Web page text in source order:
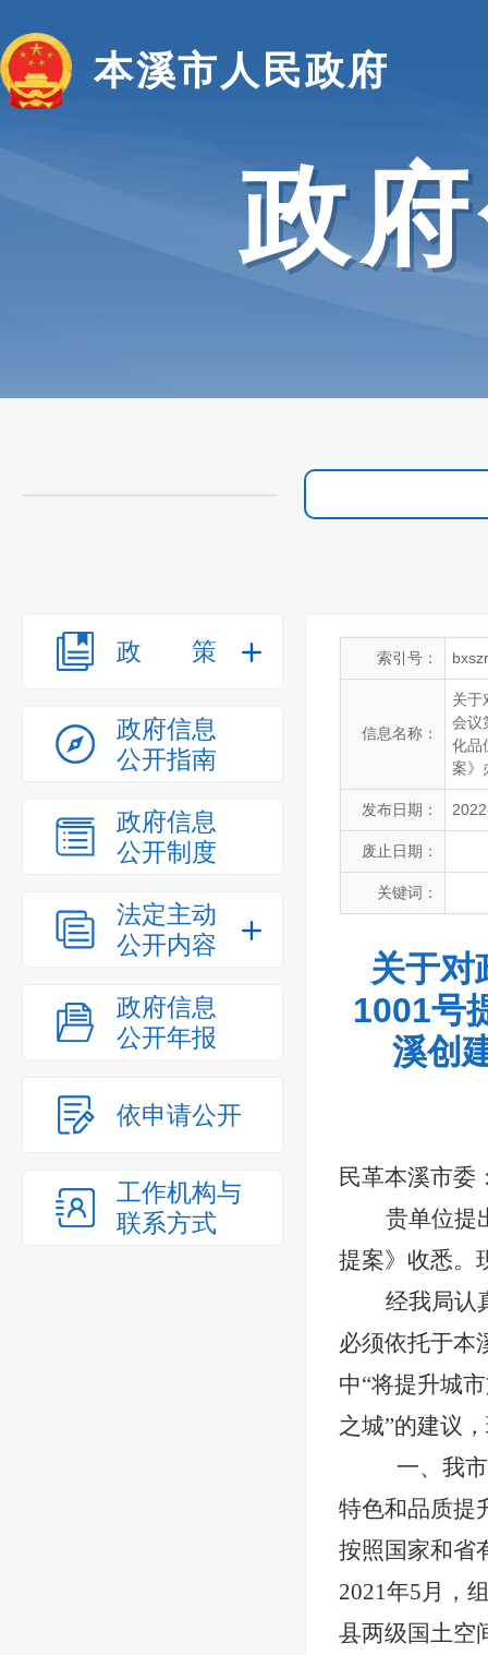
本溪市人民政府
政
政策
政府信息
公开指南
政府信息
公开制度
法定主动
公开内容
政府信息
公开年报
依申请公开
工作机构与
联系方式
索引号：
信息名称：
关于
会议
化品
案》
发布日期：
废止日期：
关键词：
关于对
1001号
溪创
民革本溪市委
贵单位提
提案》收悉。
经我局认
必须依托于本
中“将提升城
之城”的建议，
一、 我
特色和品质提
按照 国家和省
2021年5月
，
县两级国土空